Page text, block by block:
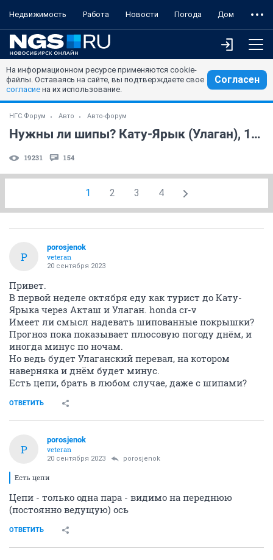
Недвижимость Работа Новости Погода Дом
На информационном ресурсе применяются cookie-
файлы. Оставаясь на сайте, вы подтверждаете свое
согласие на их использование.
Согласен
НГС.Форум Авто Авто-форум
Нужны ли шипы? Кату-Ярык (Улаган), 1-10 октября.
19231 154
1 2 3 4
P
porosjenok
veteran
20 сентября 2023
Привет.
В первой неделе октября еду как турист до Кату-
Ярыка через Акташ и Улаган. honda cr-v
Имеет ли смысл надевать шипованные покрышки?
Прогноз пока показывает плюсовую погоду днём, и
иногда минус по ночам.
Но ведь будет Улаганский перевал, на котором
наверняка и днём будет минус.
Есть цепи, брать в любом случае, даже с шипами?
ОТВЕТИТЬ
P
porosjenok
veteran
20 сентября 2023 porosjenok
Есть цепи
Цепи - только одна пара - видимо на переднюю
(постоянно ведущую) ось
ОТВЕТИТЬ